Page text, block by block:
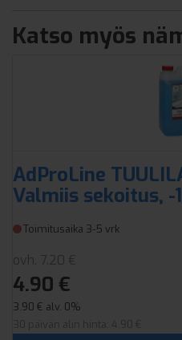
Katso myös
AdProLine
Valmiis sekoitus, -
Toimitusaika 3-5 vrk
ovh. 7.20 €
4.90 €
3.90 € alv. 0%
30 päivän alin hinta: 4.90 €